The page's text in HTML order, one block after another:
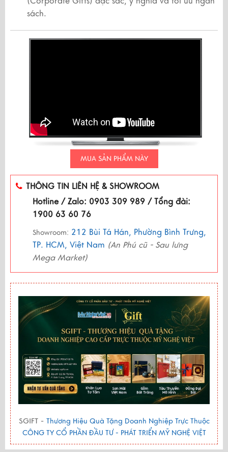
sách.
MUA SẢN PHẨM NÀY
THÔNG TIN LIÊN HỆ & SHOWROOM
Hotline / Zalo: 0903 309 989 / Tổng đài:
1900 63 60 76
Showroom: 212 Bùi Tá Hán, Phường Bình Trưng,
TP. HCM, Việt Nam (An Phú cũ - Sau lưng
Mega Market)
SGIFT - Thương Hiệu Quà Tặng Doanh Nghiệp Trực Thuộc
CÔNG TY CỔ PHẦN ĐẦU TƯ - PHÁT TRIỂN MỸ NGHỆ VIỆT